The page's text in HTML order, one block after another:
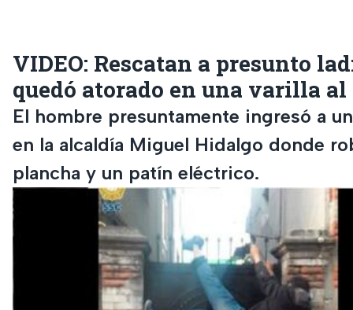
VIDEO: Rescatan a presunto
quedó atorado en una varilla
El hombre presuntamente ingresó a
en la alcaldía Miguel Hidalgo donde
plancha y un patín eléctrico.